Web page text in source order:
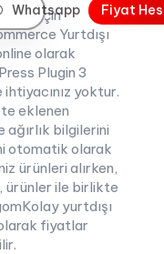
Whatsapp Fiyat Hes
için
Yurtdışı
olarak
Plugin 3
yoktur.
eklenen
ağırlık bilgilerini
otomatik olarak
ürünleri alırken,
ürünler ile birlikte
yurtdışı
fiyatlar